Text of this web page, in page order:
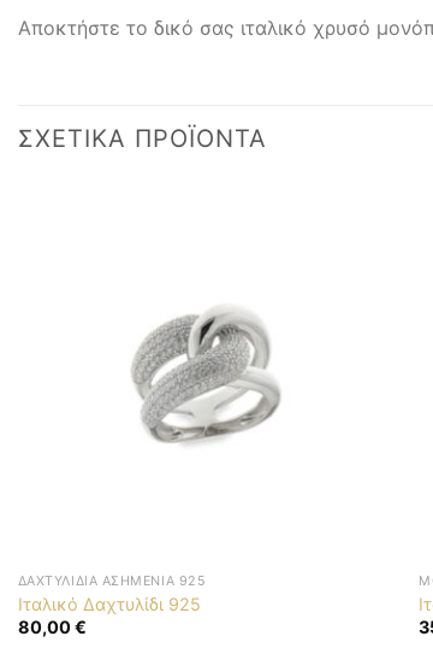
Αποκτήστε το δικό σας ιταλικό χρυσό
ΣΧΕΤΙΚΆ ΠΡΟΪΌΝΤΑ
ΔΑΧΤΥΛΊΔΙΑ ΑΣΗΜΈΝΙΑ 925
Ιταλικό Δαχτυλίδι 925
80,00€